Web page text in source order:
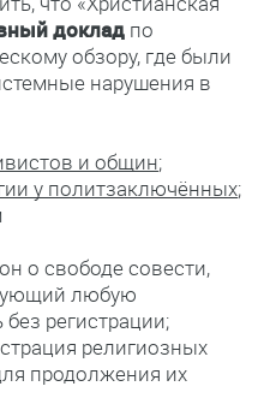
доклад по
обзору, где были
нарушения в
и общин;
у политзаключённых;
о свободе совести,
любую
регистрации;
религиозных
продолжения их